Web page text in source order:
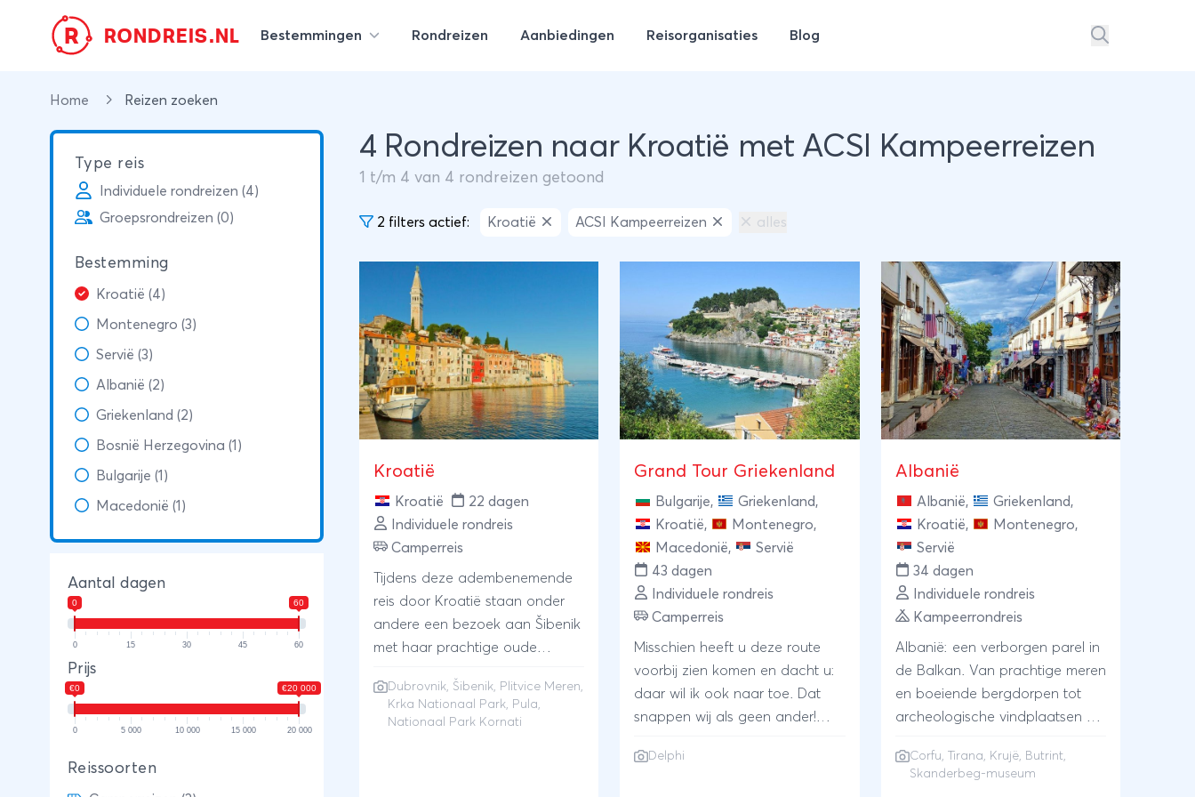
R RONDREIS.NL Bestemmingen Rondreizen Aanbiedingen Reisorganisaties Blog
Home Reizen zoeken
Type reis
Individuele rondreizen (4)
Groepsrondreizen (0)
Bestemming
Kroatië (4)
Montenegro (3)
Servië (3)
Albanië (2)
Griekenland (2)
Bosnië Herzegovina (1)
Bulgarije (1)
Macedonië (1)
Aantal dagen
0 60
0 15 30 45 60
Prijs
€0 €20 000
0 5 000 10 000 15 000 20 000
Reissoorten
4 Rondreizen naar Kroatië met ACSI Kampeerreizen
1 t/m 4 van 4 rondreizen getoond
2 filters actief: Kroatië ACSI Kampeerreizen alles
Kroatië
Kroatië
22 dagen
Individuele rondreis
Camperreis
Tijdens deze adembenemende
reis door Kroatië staan onder
andere een bezoek aan Šibenik
met haar prachtige oude
de Plitvice Meren en een
wandeling door het Krka
Dubrovnik, Šibenik, Plitvice Meren,
Krka Nationaal Park, Pula,
Nationaal Park Kornati
Grand Tour Griekenland
Bulgarije, Griekenland,
Kroatië, Montenegro,
Macedonië,
Servië
43 dagen
Individuele rondreis
Camperreis
Misschien heeft u deze route
voorbij zien komen en dacht u:
daar wil ik ook naar toe. Dat
snappen wij als geen ander!
azuurblauwe zee, verblindend
Delphi
Albanië
Albanië, Griekenland,
Kroatië, Montenegro,
Servië
34 dagen
Individuele rondreis
Kampeerrondreis
Albanië: een verborgen parel in
de Balkan. Van prachtige meren
en boeiende bergdorpen tot
archeologische vindplaatsen en
allemaal. Tijdens deze rondreis
Corfu, Tirana, Krujë, Butrint,
Skanderbeg-museum